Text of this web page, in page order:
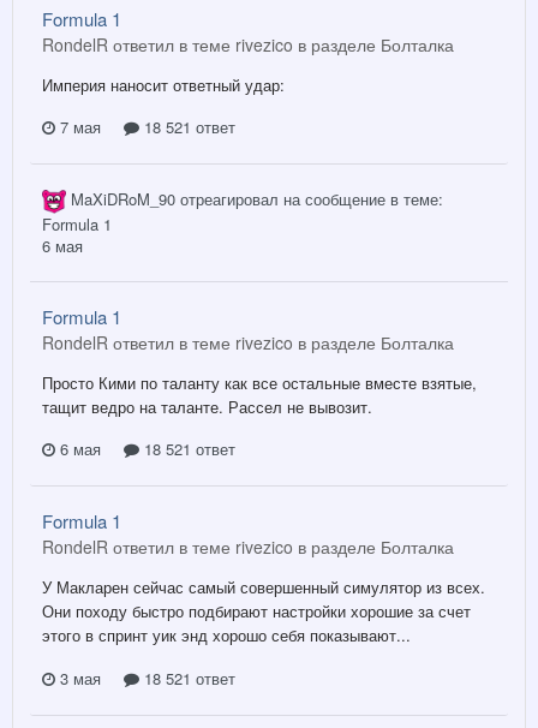
Formula 1
RondelR ответил в теме rivezico в разделе Болталка
Империя наносит ответный удар:
7 мая
18 521 ответ
MaXiDRoM_90 отреагировал на сообщение в теме:
Formula 1
6 мая
Formula 1
RondelR ответил в теме rivezico в разделе Болталка
Просто Кими по таланту как все остальные вместе взятые,
тащит ведро на таланте. Рассел не вывозит.
6 мая
18 521 ответ
Formula 1
RondelR ответил в теме rivezico в разделе Болталка
У Макларен сейчас самый совершенный симулятор из всех.
Они походу быстро подбирают настройки хорошие за счет
этого в спринт уик энд хорошо себя показывают...
3 мая
18 521 ответ